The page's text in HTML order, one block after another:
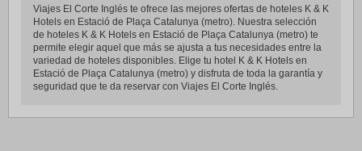
Viajes El Corte Inglés te ofrece las mejores ofertas de hoteles K & K
Hotels en Estació de Plaça Catalunya (metro). Nuestra selección
de hoteles K & K Hotels en Estació de Plaça Catalunya (metro) te
permite elegir aquel que más se ajusta a tus necesidades entre la
variedad de hoteles disponibles. Elige tu hotel K & K Hotels en
Estació de Plaça Catalunya (metro) y disfruta de toda la garantía y
seguridad que te da reservar con Viajes El Corte Inglés.